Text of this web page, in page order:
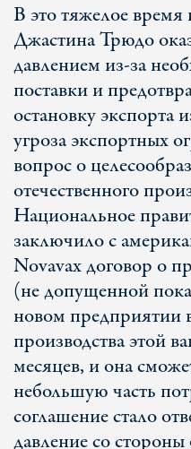
В это тяжелое время
Джастина Трюдо
давлением из-за
поставки и
остановку
угроза экспортных
вопрос о
отечественного
Национальное
заключило с
Novavax договор о
(не допущенной
новом предприятии
производства этой
месяцев, и она
небольшую часть
соглашение стало
давление со